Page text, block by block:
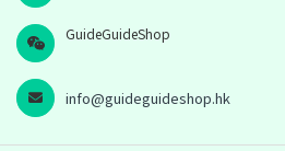
GuideGuideShop
info@guideguideshop.hk